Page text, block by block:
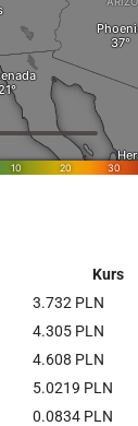
Kurs
3.732 PLN
4.305 PLN
4.608 PLN
5.0219 PLN
0.0834 PLN